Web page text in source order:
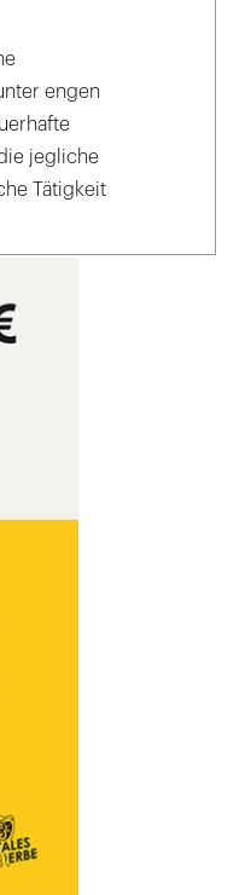
engen
jegliche
Tätigkeit